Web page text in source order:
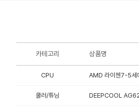
카테고리 상품명
CPU AMD 라이젠7-5세
쿨러/튜닝 DEEPCOOL